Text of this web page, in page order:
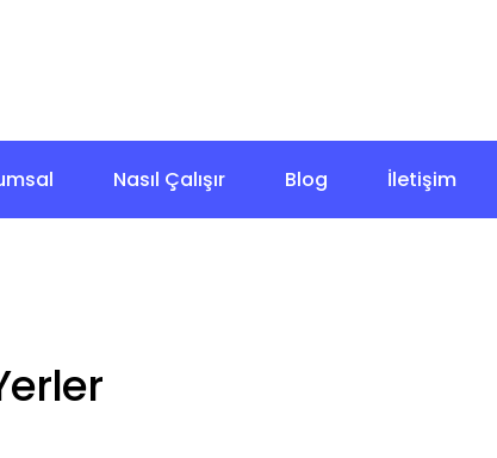
Nasıl Çalışır Blog İletişim